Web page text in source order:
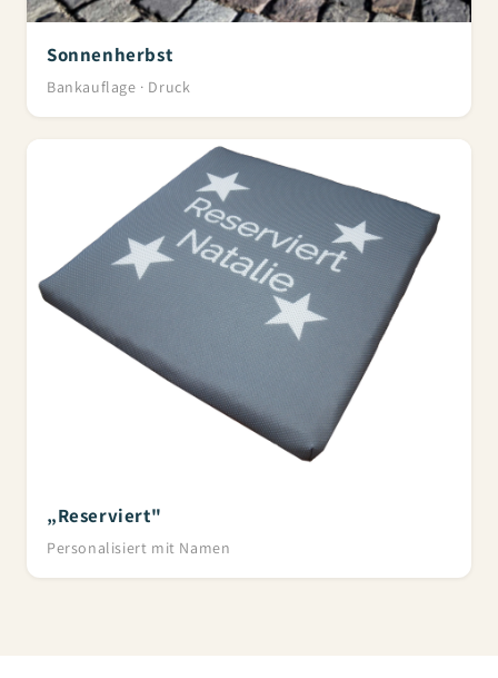
Sonnenherbst
Bankauflage · Druck
„Reserviert"
Personalisiert mit Namen